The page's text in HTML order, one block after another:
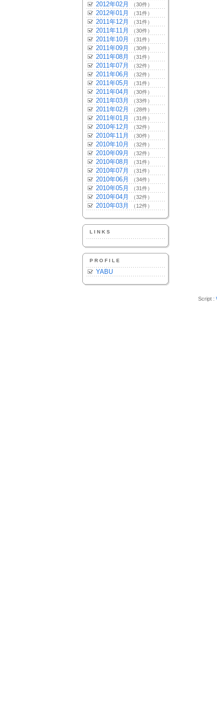
2012年02月 （30件）
2012年01月 （31件）
2011年12月 （31件）
2011年11月 （30件）
2011年10月 （31件）
2011年09月 （30件）
2011年08月 （31件）
2011年07月 （32件）
2011年06月 （32件）
2011年05月 （31件）
2011年04月 （30件）
2011年03月 （33件）
2011年02月 （28件）
2011年01月 （31件）
2010年12月 （32件）
2010年11月 （30件）
2010年10月 （32件）
2010年09月 （32件）
2010年08月 （31件）
2010年07月 （31件）
2010年06月 （34件）
2010年05月 （31件）
2010年04月 （32件）
2010年03月 （12件）
LINKS
PROFILE
YABU
Script :